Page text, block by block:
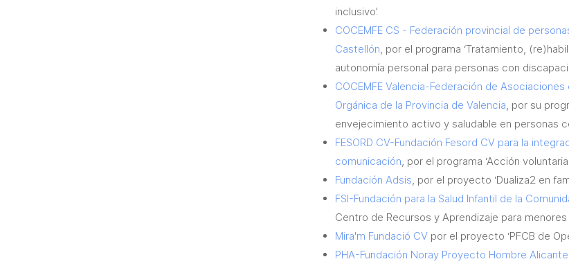
inclusivo’.
COCEMFE CS - Federación provincial de
Castellón, por el programa ‘Tratamiento,
autonomía personal para personas con
COCEMFE Valencia-Federación de
Orgánica de la Provincia de Valencia, por su
envejecimiento activo y saludable en personas
FESORD CV-Fundación Fesord CV para la
comunicación, por el programa ‘Acción
Fundación Adsis, por el proyecto ‘Dualiza2 en
FSI-Fundación para la Salud Infantil de la
Centro de Recursos y Aprendizaje para menores
Mira'm Fundació CV por el proyecto ‘PFCB de
PHA-Fundación Noray Proyecto Hombre Alicante